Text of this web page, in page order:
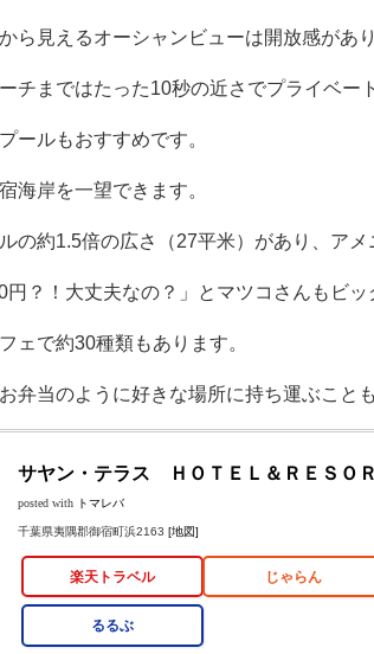
ら見えるオーシャンビューは開放感があり
チまではたった10秒の近さでプライベー
ールもおすすめです。
海岸を一望できます。
の約1.5倍の広さ（27平米）があり、アメ
円？！大丈夫なの？」とマツコさんもビッ
ェで約30種類もあります。
弁当のように好きな場所に持ち運ぶこと
サヤン・テラス ＨＯＴＥＬ＆ＲＥＳＯ
posted with トマレバ
千葉県夷隅郡御宿町浜2163 [地図]
楽天トラベル じゃらん
るるぶ